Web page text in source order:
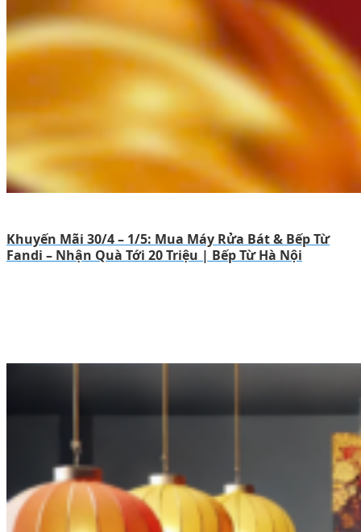
Khuyến Mãi 30/4 – 1/5: Mua Máy Rửa Bát & Bếp Từ
Fandi – Nhận Quà Tới 20 Triệu | Bếp Từ Hà Nội